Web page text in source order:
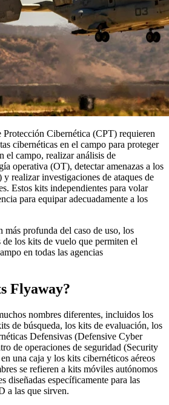
Protección Cibernética (CPT) requieren
cibernéticas en el campo para proteger
el campo, realizar análisis de
operativa (OT), detectar amenazas a los
realizar investigaciones de ataques de
Estos kits independientes para volar
para equipar adecuadamente a los
más profunda del caso de uso, los
los kits de vuelo que permiten el
en todas las agencias
Flyaway?
nombres diferentes, incluidos los
de búsqueda, los kits de evaluación, los
Defensivas (Defensive Cyber
de operaciones de seguridad (Security
una caja y los kits cibernéticos aéreos
se refieren a kits móviles autónomos
diseñadas específicamente para las
a las que sirven.